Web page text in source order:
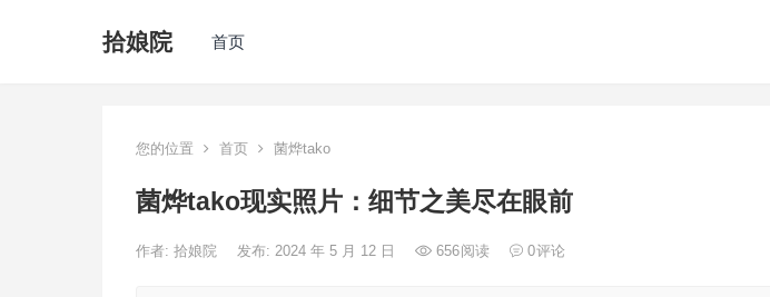
拾娘院 首页
您的位置 首页 菌烨tako
菌烨tako现实照片：细节之美尽在眼前
作者: 拾娘院 发布: 2024 年 5 月 12 日 656阅读 0评论